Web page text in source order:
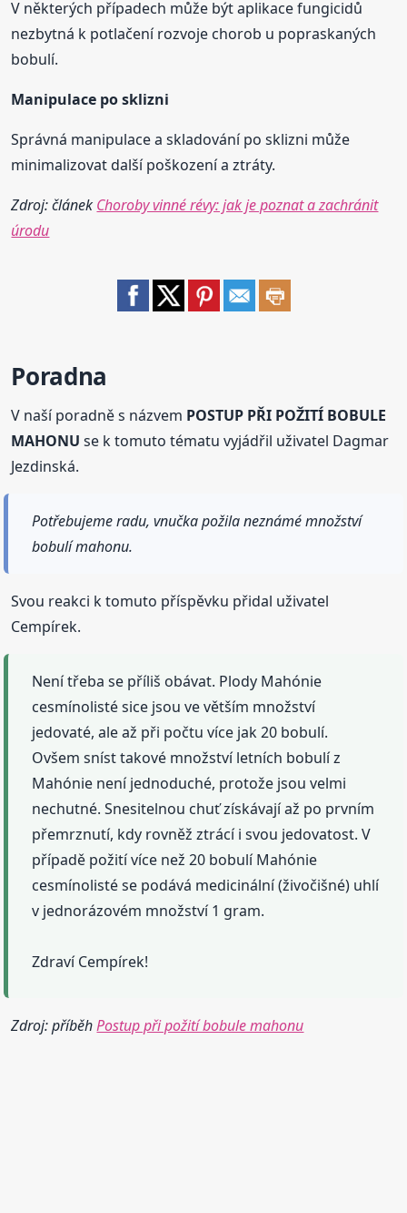
V některých případech může být aplikace fungicidů
nezbytná k potlačení rozvoje chorob u popraskaných
bobulí.
Manipulace po sklizni
Správná manipulace a skladování po sklizni může
minimalizovat další poškození a ztráty.
Zdroj: článek Choroby vinné révy: jak je poznat a zachránit
úrodu
Poradna
V naší poradně s názvem POSTUP PŘI POŽITÍ BOBULE
MAHONU se k tomuto tématu vyjádřil uživatel Dagmar
Jezdinská.
Potřebujeme radu, vnučka požila neznámé množství
bobulí mahonu.
Svou reakci k tomuto příspěvku přidal uživatel
Cempírek.
Není třeba se příliš obávat. Plody Mahónie
cesmínolisté sice jsou ve větším množství
jedovaté, ale až při počtu více jak 20 bobulí.
Ovšem sníst takové množství letních bobulí z
Mahónie není jednoduché, protože jsou velmi
nechutné. Snesitelnou chuť získávají až po prvním
přemrznutí, kdy rovněž ztrácí i svou jedovatost. V
případě požití více než 20 bobulí Mahónie
cesmínolisté se podává medicinální (živočišné) uhlí
v jednorázovém množství 1 gram.
Zdraví Cempírek!
Zdroj: příběhPostup při požití bobule mahonu